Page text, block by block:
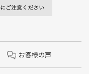
お客様の声